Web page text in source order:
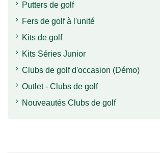
Putters de golf
Fers de golf à l'unité
Kits de golf
Kits Séries Junior
Clubs de golf d'occasion (Démo)
Outlet - Clubs de golf
Nouveautés Clubs de golf